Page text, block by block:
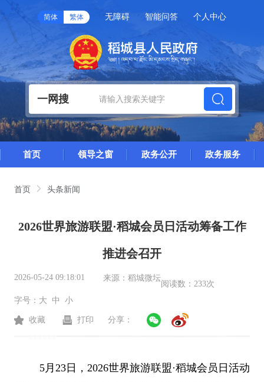
简体 繁体 无障碍 智能问答 个人中心
一网搜
首页 领导之窗 政务公开 政务服务
首页 头条新闻
2026世界旅游联盟·稻城会员日活动筹备工作
推进会召开
2026-05-24 09:18:01 来源： 稻城微坛
阅读数： 233次
字号： 大 中 小
收藏 打印 分享：
5月23日，2026世界旅游联盟·稻城会员日活动